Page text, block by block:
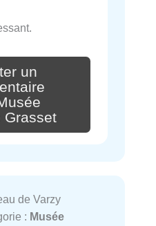
un
Grasset
de Varzy
: Musée